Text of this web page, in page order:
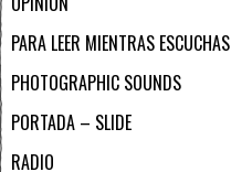
PARA LEER MIENTRAS ESCUCHAS
PHOTOGRAPHIC SOUNDS
PORTADA – SLIDE
RADIO